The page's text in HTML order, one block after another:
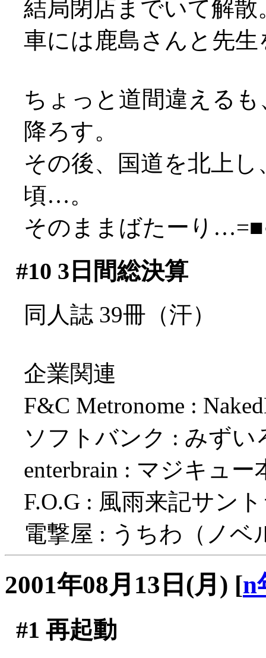
結局閉店までいて解散
車には鹿島さんと先
ちょっと道間違える
降ろす。
その後、国道を北上
頃…。
そのままばたーり
#10 3日間総決算
同人誌 39冊（汗）
企業関連
F&C Metronome :
ソフトバンク : みずい
enterbrain : マジキュー
F.O.G : 風雨来記サン
電撃屋 : うちわ（ノベ
2001年08月13日(月) [n
#1 再起動